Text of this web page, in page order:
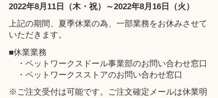
2022年8月11日（木・祝）～2022年8月16日（火）
上記の期間、夏季休業の為、一部業務をお休みさせて
いただきます。
■休業業務
・ペットワークスドール事業部のお問い合わせ窓口
・ペットワークスストアのお問い合わせ窓口
※ご注文受付は可能です。ご注文確定メールは休業明